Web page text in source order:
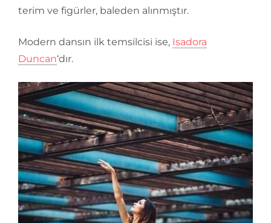
terim ve figürler, baleden alınmıştır.
Modern dansın ilk temsilcisi ise, Isadora
Duncan‘dır.